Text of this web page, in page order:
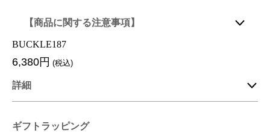
【商品に関する注意事項】
BUCKLE187
6,380円 (税込)
詳細
ギフトラッピング